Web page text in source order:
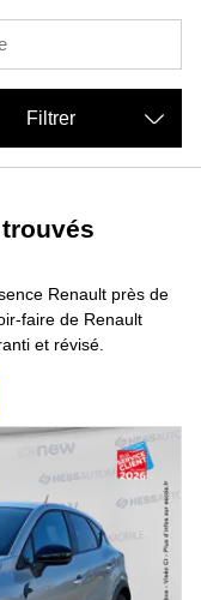
Renault près de
faire de Renault
et révisé.
Filtrer